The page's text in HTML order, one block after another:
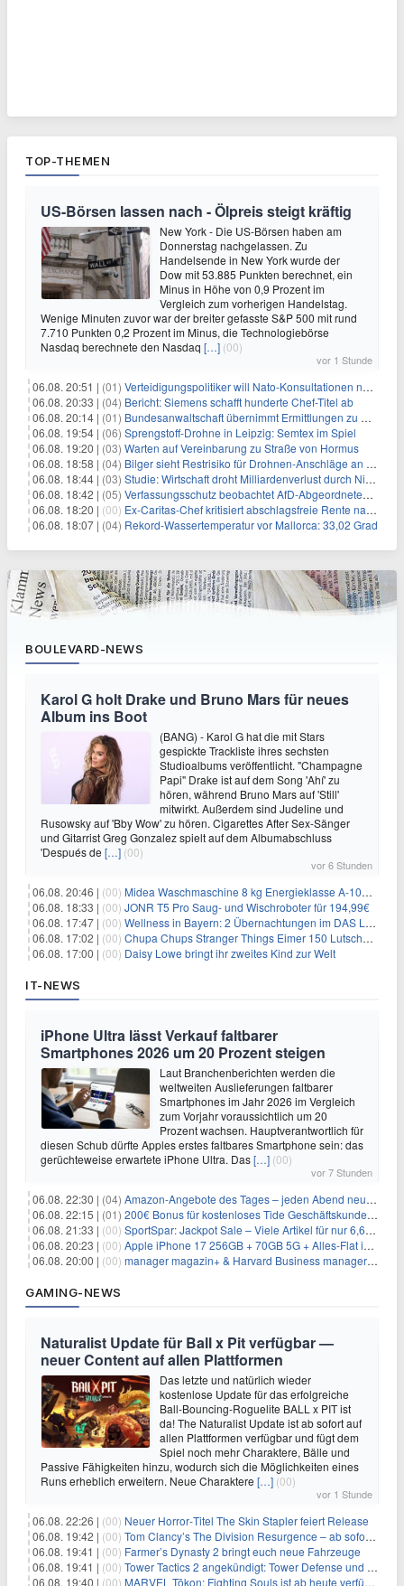
TOP-THEMEN
US-Börsen lassen nach - Ölpreis steigt kräftig
New York - Die US-Börsen haben am
Donnerstag nachgelassen. Zu
Handelsende in New York wurde der
Dow mit 53.885 Punkten berechnet, ein
Minus in Höhe von 0,9 Prozent im
Vergleich zum vorherigen Handelstag.
Wenige Minuten zuvor war der breiter gefasste S&P 500 mit rund
7.710 Punkten 0,2 Prozent im Minus, die Technologiebörse
Nasdaq berechnete den Nasdaq […] (00)
vor 1 Stunde
06.08. 20:51 | (01) Verteidigungspolitiker will Nato-Konsultationen nach Drohnenfund
06.08. 20:33 | (04) Bericht: Siemens schafft hunderte Chef-Titel ab
06.08. 20:14 | (01) Bundesanwaltschaft übernimmt Ermittlungen zu Drohnenvorfall
06.08. 19:54 | (06) Sprengstoff-Drohne in Leipzig: Semtex im Spiel
06.08. 19:20 | (03) Warten auf Vereinbarung zu Straße von Hormus
06.08. 18:58 | (04) Bilger sieht Restrisiko für Drohnen-Anschläge an Flughäfen
06.08. 18:44 | (03) Studie: Wirtschaft droht Milliardenverlust durch Niedrigwasser
06.08. 18:42 | (05) Verfassungsschutz beobachtet AfD-Abgeordneten Nolte
06.08. 18:20 | (00) Ex-Caritas-Chef kritisiert abschlagsfreie Rente nach 45 Jahren
06.08. 18:07 | (04) Rekord-Wassertemperatur vor Mallorca: 33,02 Grad
BOULEVARD-NEWS
Karol G holt Drake und Bruno Mars für neues
Album ins Boot
(BANG) - Karol G hat die mit Stars
gespickte Trackliste ihres sechsten
Studioalbums veröffentlicht. "Champagne
Papi" Drake ist auf dem Song 'Ahí' zu
hören, während Bruno Mars auf 'Still'
mitwirkt. Außerdem sind Judeline und
Rusowsky auf 'Bby Wow' zu hören. Cigarettes After Sex-Sänger
und Gitarrist Greg Gonzalez spielt auf dem Albumabschluss
'Después de […] (00)
vor 6 Stunden
06.08. 20:46 | (00) Midea Waschmaschine 8 kg Energieklasse A-10% 1400 U/Min für 289,97€
06.08. 18:33 | (00) JONR T5 Pro Saug- und Wischroboter für 194,99€
06.08. 17:47 | (00) Wellness in Bayern: 2 Übernachtungen im DAS LUDWIG Sports Resort inkl. HP + Wellness ab 174€ p.P.
06.08. 17:02 | (00) Chupa Chups Stranger Things Eimer 150 Lutscher für 21,95€
06.08. 17:00 | (00) Daisy Lowe bringt ihr zweites Kind zur Welt
IT-NEWS
iPhone Ultra lässt Verkauf faltbarer
Smartphones 2026 um 20 Prozent steigen
Laut Branchenberichten werden die
weltweiten Auslieferungen faltbarer
Smartphones im Jahr 2026 im Vergleich
zum Vorjahr voraussichtlich um 20
Prozent wachsen. Hauptverantwortlich für
diesen Schub dürfte Apples erstes faltbares Smartphone sein: das
gerüchteweise erwartete iPhone Ultra. Das[…] (00)
vor 7 Stunden
06.08. 22:30 | (04) Amazon-Angebote des Tages – jeden Abend neue Deals zum Stöbern
06.08. 22:15 | (01) 200€ Bonus für kostenloses Tide Geschäftskundenkonto
06.08. 21:33 | (00) SportSpar: Jackpot Sale – Viele Artikel für nur 6,66€ – nur 48 Stunden
06.08. 20:23 | (00) Apple iPhone 17 256GB + 70GB 5G + Alles-Flat im Vodafone-Netz für 34,99€/Monat – eff. 4,65€/Monat
06.08. 20:00 | (00) manager magazin+ & Harvard Business manager+ Digital-Kombi-Abo 1 Monat kostenlos
GAMING-NEWS
Naturalist Update für Ball x Pit verfügbar —
neuer Content auf allen Plattformen
Das letzte und natürlich wieder
kostenlose Update für das erfolgreiche
Ball-Bouncing-Roguelite BALL x PIT ist
da! The Naturalist Update ist ab sofort auf
allen Plattformen verfügbar und fügt dem
Spiel noch mehr Charaktere, Bälle und
Passive Fähigkeiten hinzu, wodurch sich die Möglichkeiten eines
Runs erheblich erweitern. Neue Charaktere […] (00)
vor 1 Stunde
06.08. 22:26 | (00) Neuer Horror‑Titel The Skin Stapler feiert Release
06.08. 19:42 | (00) Tom Clancy’s The Division Resurgence – ab sofort für euch verfügbar
06.08. 19:41 | (00) Farmer’s Dynasty 2 bringt euch neue Fahrzeuge
06.08. 19:41 | (00) Tower Tactics 2 angekündigt: Tower Defense und Deckbuilding Kombo kehrt zurück
06.08. 19:40 | (00) MARVEL Tōkon: Fighting Souls ist ab heute verfügbar